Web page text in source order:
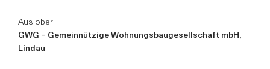
Auslober
GWG – Gemeinnützige Wohnungsbaugesellschaft mbH,
Lindau